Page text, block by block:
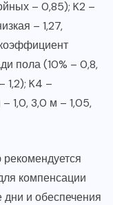
– 0,85); K2 –
– 1,27,
пола (10% – 0,8,
1,2); K4 –
1,0, 3,0 м – 1,05,
компенсации
и обеспечения